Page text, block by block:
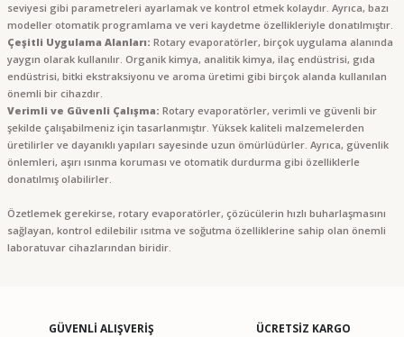
seviyesi gibi parametreleri ayarlamak ve kontrol etmek kolaydır. Ayrıca, bazı
modeller otomatik programlama ve veri kaydetme özellikleriyle donatılmıştır.
Çeşitli Uygulama Alanları: Rotary evaporatörler, birçok uygulama alanında
yaygın olarak kullanılır. Organik kimya, analitik kimya, ilaç endüstrisi, gıda
endüstrisi, bitki ekstraksiyonu ve aroma üretimi gibi birçok alanda kullanılan
önemli bir cihazdır.
Verimli ve Güvenli Çalışma: Rotary evaporatörler, verimli ve güvenli bir
şekilde çalışabilmeniz için tasarlanmıştır. Yüksek kaliteli malzemelerden
üretilirler ve dayanıklı yapıları sayesinde uzun ömürlüdürler. Ayrıca, güvenlik
önlemleri, aşırı ısınma koruması ve otomatik durdurma gibi özelliklerle
donatılmış olabilirler.
Özetlemek gerekirse, rotary evaporatörler, çözücülerin hızlı buharlaşmasını
sağlayan, kontrol edilebilir ısıtma ve soğutma özelliklerine sahip olan önemli
laboratuvar cihazlarından biridir.
GÜVENLİ ALIŞVERİŞ ÜCRETSİZ KARGO